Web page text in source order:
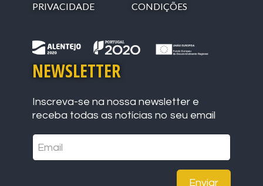
PRIVACIDADE
CONDIÇÕES
NEWSLETTER
Inscreva-se na nossa newsletter e
receba todas as notícias no seu email
Enviar